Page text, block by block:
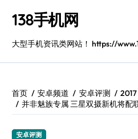
138手机网
大型手机资讯类网站！ https://
首页 安卓频道 安卓评测
2017
并非魅族专属 三星双摄新机将配
安卓评测